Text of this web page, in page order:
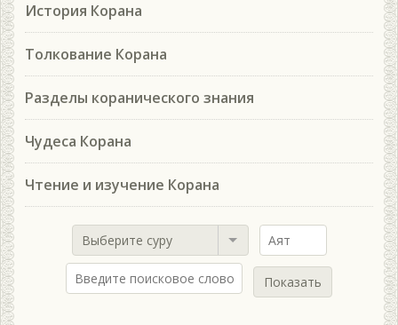
История Корана
Толкование Корана
Разделы коранического знания
Чудеса Корана
Чтение и изучение Корана
Выберите суру
Показать